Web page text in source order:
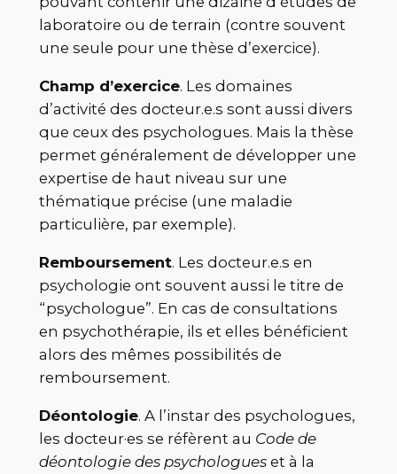
laboratoire ou de terrain (contre souvent
une seule pour une thèse d’exercice).
Champ d’exercice. Les domaines
d’activité des docteur.e.s sont aussi divers
que ceux des psychologues. Mais la thèse
permet généralement de développer une
expertise de haut niveau sur une
thématique précise (une maladie
particulière, par exemple).
Remboursement. Les docteur.e.s en
psychologie ont souvent aussi le titre de
“psychologue”. En cas de consultations
en psychothérapie, ils et elles bénéficient
alors des mêmes possibilités de
remboursement.
Déontologie. A l’instar des psychologues,
les docteur·es se réfèrent au Code de
déontologie des psychologueset à la